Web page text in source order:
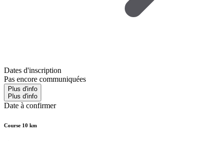
Dates d'inscription
Pas encore communiquées
Plus d'info
Plus d'info
Date à confirmer
Course 10 km